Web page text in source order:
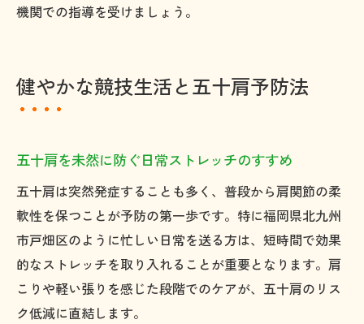
機関での指導を受けましょう。
健やかな競技生活と五十肩予防法
五十肩を未然に防ぐ日常ストレッチのすすめ
五十肩は突然発症することも多く、普段から肩関節の柔
軟性を保つことが予防の第一歩です。特に福岡県北九州
市戸畑区のように忙しい日常を送る方は、短時間で効果
的なストレッチを取り入れることが重要となります。肩
こりや軽い張りを感じた段階でのケアが、五十肩のリス
ク低減に直結します。